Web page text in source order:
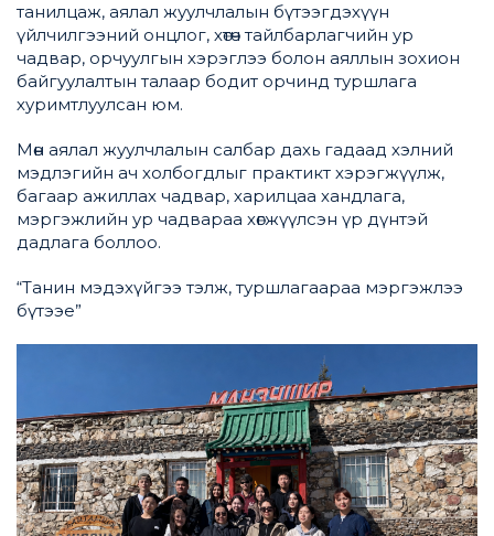
танилцаж, аялал жуулчлалын бүтээгдэхүүн
үйлчилгээний онцлог, хөтөч тайлбарлагчийн ур
чадвар, орчуулгын хэрэглээ болон аяллын зохион
байгуулалтын талаар бодит орчинд туршлага
хуримтлуулсан юм.
Мөн аялал жуулчлалын салбар дахь гадаад хэлний
мэдлэгийн ач холбогдлыг практикт хэрэгжүүлж,
багаар ажиллах чадвар, харилцаа хандлага,
мэргэжлийн ур чадвараа хөгжүүлсэн үр дүнтэй
дадлага боллоо.
“Танин мэдэхүйгээ тэлж, туршлагаараа мэргэжлээ
бүтээе”